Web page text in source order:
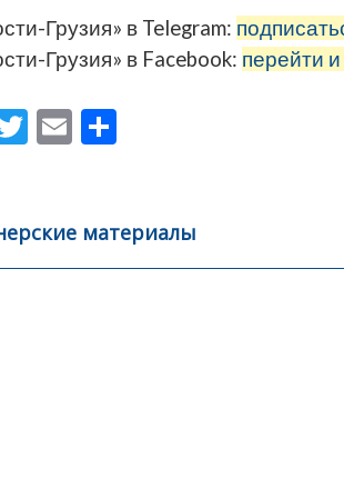
Грузия» в Telegram:
Грузия» в Facebook: перейти и
T
er
E
l
а
в
материалы